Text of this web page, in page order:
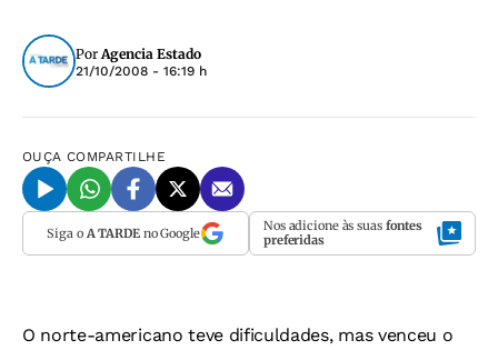
PorAgencia Estado
21/10/2008 - 16:19 h
OUÇA COMPARTILHE
Siga o A TARDEno Google Nos adicione às suas fontes
preferidas
O norte-americano teve dificuldades, mas venceu o